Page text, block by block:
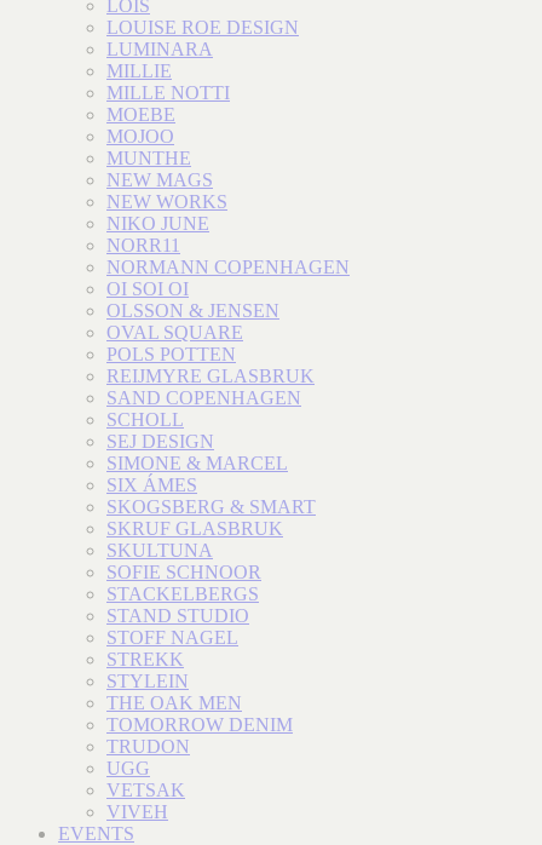
LOIS
LOUISE ROE DESIGN
LUMINARA
MILLIE
MILLE NOTTI
MOEBE
MOJOO
MUNTHE
NEW MAGS
NEW WORKS
NIKO JUNE
NORR11
NORMANN COPENHAGEN
OI SOI OI
OLSSON & JENSEN
OVAL SQUARE
POLS POTTEN
REIJMYRE GLASBRUK
SAND COPENHAGEN
SCHOLL
SEJ DESIGN
SIMONE & MARCEL
SIX ÁMES
SKOGSBERG & SMART
SKRUF GLASBRUK
SKULTUNA
SOFIE SCHNOOR
STACKELBERGS
STAND STUDIO
STOFF NAGEL
STREKK
STYLEIN
THE OAK MEN
TOMORROW DENIM
TRUDON
UGG
VETSAK
VIVEH
EVENTS